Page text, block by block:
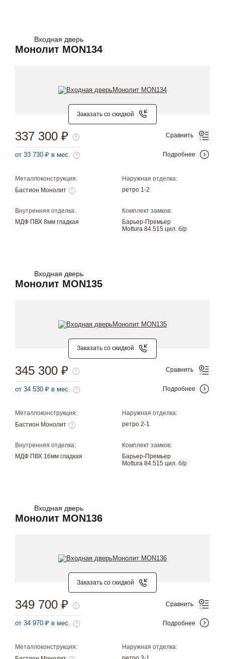
Входная дверь
Монолит MON134
Заказать со скидкой
Металлоконструкция:
Бастион Монолит
Наружная отделка:
ретро 1-2
Внутренняя отделка:
МДФ ПВХ 8мм гладкая
Комплект замков:
Барьер-Премьер
Mottura 84.515 цил. б/р
337 300 ₽
от 33 730 ₽ в мес.
Сравнить
Подробнее
Входная дверь
Монолит MON135
Заказать со скидкой
Металлоконструкция:
Бастион Монолит
Наружная отделка:
ретро 2-1
Внутренняя отделка:
МДФ ПВХ 16мм гладкая
Комплект замков:
Барьер-Премьер
Mottura 84.515 цил. б/р
345 300 ₽
от 34 530 ₽ в мес.
Сравнить
Подробнее
Входная дверь
Монолит MON136
Заказать со скидкой
Металлоконструкция:
Наружная отделка:
349 700 ₽
от 34 970 ₽ в мес.
Сравнить
Подробнее